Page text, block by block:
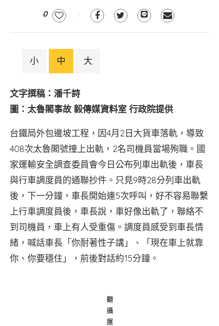
0
小 中 大
文字撰稿：潘千詩
圖：太魯閣事故 毅傳媒資料室 行政院提供
台鐵局外包邊坡工程，因4月2日大貨車落軌，導致
408次太魯閣號撞上出軌，2名司機員當場殉職。國
家運輸安全調查委員會今日公布列車出軌後，車長
與行車調度員的通聯抄件。只見9時28分列車出軌
後，下一分鐘，車長開始連5次呼叫，好不容易聯繫
上行車調度員後，車長說，車好像出軌了，聯絡不
到司機員，車上有人受重傷。調度員感受到車長情
緒，喊話車長「你耐著性子講」、「現在車上就靠
你、你要穩住」，前後對話約15分鐘。
翻
攝
運